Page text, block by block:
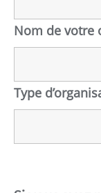
Nom de votre
Type